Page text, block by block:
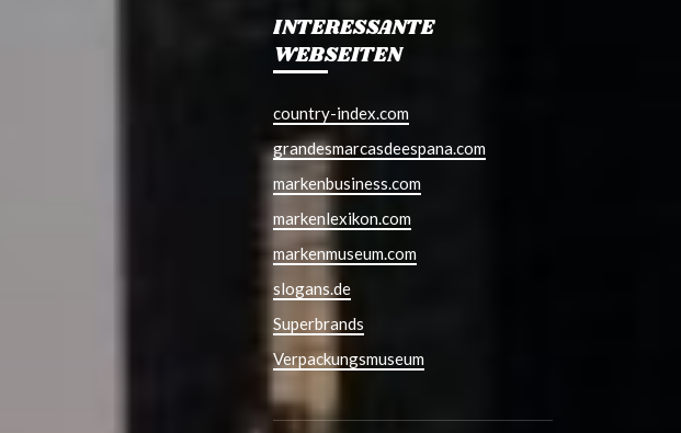
INTERESSANTE
WEBSEITEN
country-index.com
grandesmarcasdeespana.com
markenbusiness.com
markenlexikon.com
markenmuseum.com
slogans.de
Superbrands
Verpackungsmuseum